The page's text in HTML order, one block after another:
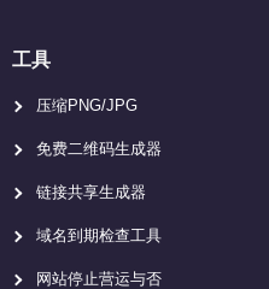
工具
压缩PNG/JPG
免费二维码生成器
链接共享生成器
域名到期检查工具
网站停止营运与否